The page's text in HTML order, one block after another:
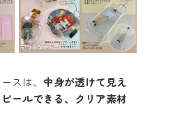
スは、 中身が透けて見え
ールできる、クリア素材